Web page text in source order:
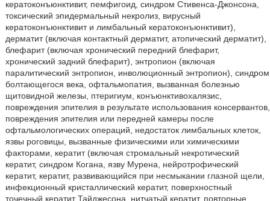
кератоконъюнктивит, пемфигоид, синдром Стивенса-Джонсона,
токсический эпидермальный некролиз, вирусный
кератоконъюнктивит и лимбальный кератоконъюнктивит),
дерматит (включая контактный дерматит, атопический дерматит),
блефарит (включая хронический передний блефарит,
хронический задний блефарит), энтропион (включая
паралитический энтропион, инволюционный энтропион), синдром
болтающегося века, офтальмопатия, вызванная болезнью
щитовидной железы, птеригиум, конъюнктивохалязис,
повреждения эпителия в результате использования консервантов,
повреждения эпителия или передней камеры после
офтальмологических операций, недостаток лимбальных клеток,
язвы роговицы, вызванные физическими или химическими
факторами, кератит (включая стромальный некротический
кератит, синдром Когана, язву Мурена, нейротрофический
кератит, кератит, развивающийся при несмыкании глазной щели,
инфекционный кристаллический кератит, поверхностный
точечный кератит Тайджесона, нитчатый кератит, повторные